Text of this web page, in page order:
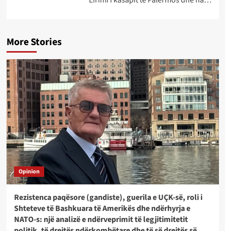
More Stories
Opinion
Rezistenca paqësore (gandiste), guerila e UÇK-së, roli i
Shteteve të Bashkuara të Amerikës dhe ndërhyrja e
NATO-s: një analizë e ndërveprimit të legjitimitetit